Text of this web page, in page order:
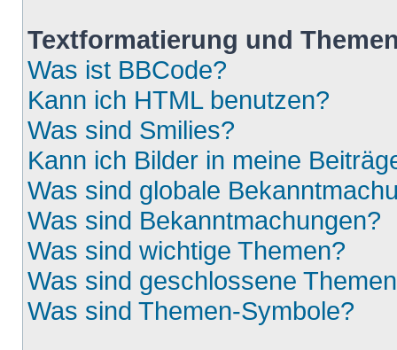
Textformatierung und
Was ist BBCode?
Kann ich HTML benutzen?
Was sind Smilies?
Kann ich Bilder in meine
Was sind globale
Was sind Bekanntmachungen?
Was sind wichtige Themen?
Was sind geschlossene
Was sind Themen-Symbole?